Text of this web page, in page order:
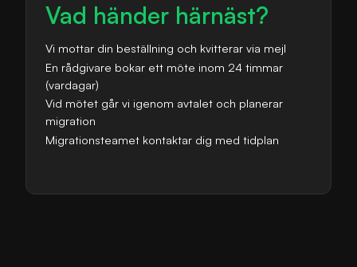
Vad händer härnäst?
Vi mottar din beställning och kvitterar via mejl
En rådgivare bokar ett möte inom 24 timmar
(vardagar)
Vid mötet går vi igenom avtalet och planerar
migration
Migrationsteamet kontaktar dig med tidplan